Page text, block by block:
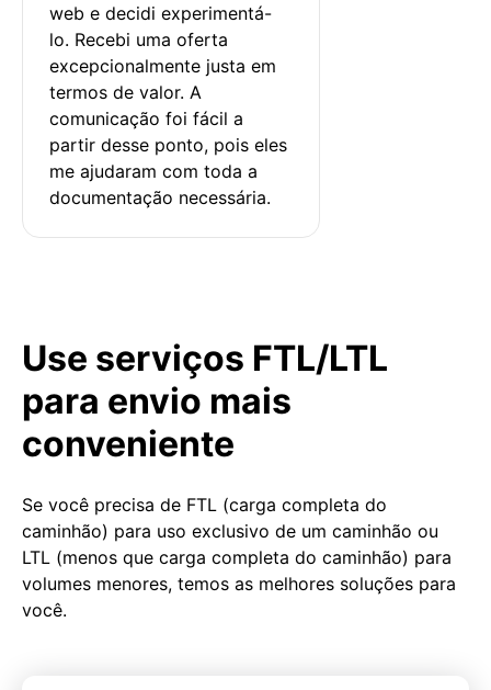
web e decidi experimentá-
lo. Recebi uma oferta
excepcionalmente justa em
termos de valor. A
comunicação foi fácil a
partir desse ponto, pois eles
me ajudaram com toda a
documentação necessária.
Use serviços FTL/LTL
para envio mais
conveniente
Se você precisa de FTL (carga completa do
caminhão) para uso exclusivo de um caminhão ou
LTL (menos que carga completa do caminhão) para
volumes menores, temos as melhores soluções para
você.